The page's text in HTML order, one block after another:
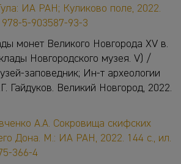
ИА РАН; Куликово поле, 2022.
5-903587-93-3
монет Великого Новгорода XV в.
Новгородского музея. V) /
заповедник; Ин-т археологии
Гайдуков. Великий Новгород, 2022.
А.А. Сокровища скифских
Дона. М.: ИА РАН, 2022. 144 с., ил.
366-4